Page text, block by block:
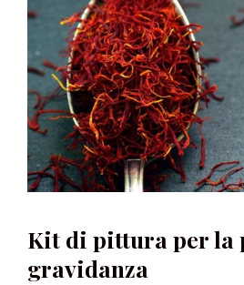
Kit di pittura per la
gravidanza